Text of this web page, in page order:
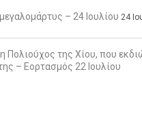
– 24 Ιουλίου 24
Πολιούχος της Χίου, που
– Εορτασμός 22 Ιουλίου